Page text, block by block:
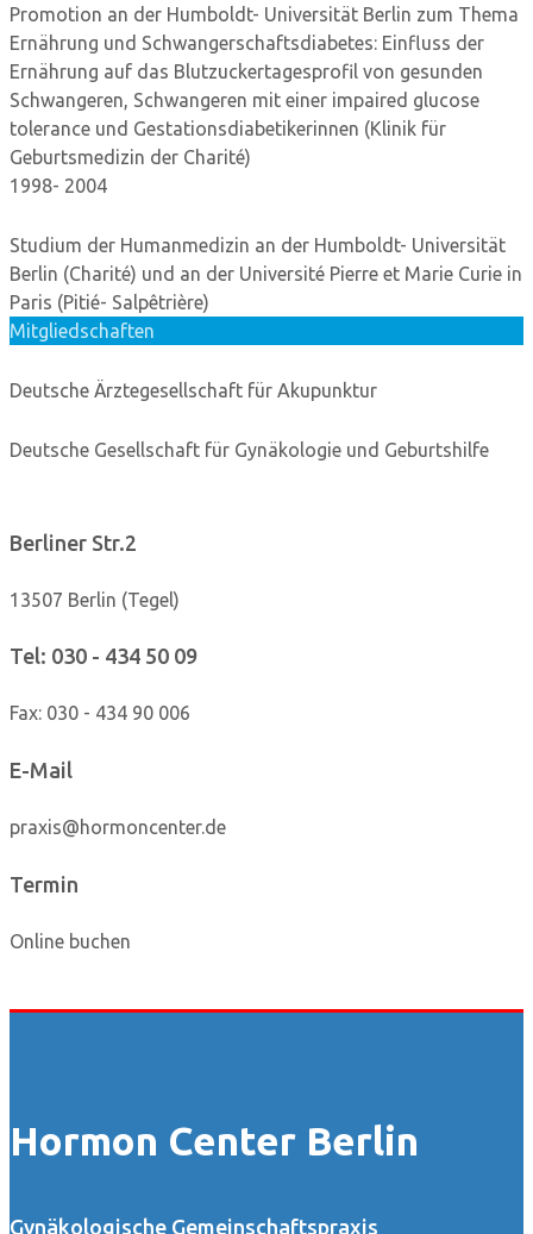
Promotion an der Humboldt- Universität Berlin zum Thema
Ernährung und Schwangerschaftsdiabetes: Einfluss der
Ernährung auf das Blutzuckertagesprofil von gesunden
Schwangeren, Schwangeren mit einer impaired glucose
tolerance und Gestationsdiabetikerinnen (Klinik für
Geburtsmedizin der Charité)
1998- 2004
Studium der Humanmedizin an der Humboldt- Universität
Berlin (Charité) und an der Université Pierre et Marie Curie in
Paris (Pitié- Salpêtrière)
Mitgliedschaften
Deutsche Ärztegesellschaft für Akupunktur
Deutsche Gesellschaft für Gynäkologie und Geburtshilfe
Berliner Str.2
13507 Berlin (Tegel)
Tel: 030 - 434 50 09
Fax: 030 - 434 90 006
E-Mail
praxis@hormoncenter.de
Termin
Online buchen
Hormon Center Berlin
Gynäkologische Gemeinschaftspraxis